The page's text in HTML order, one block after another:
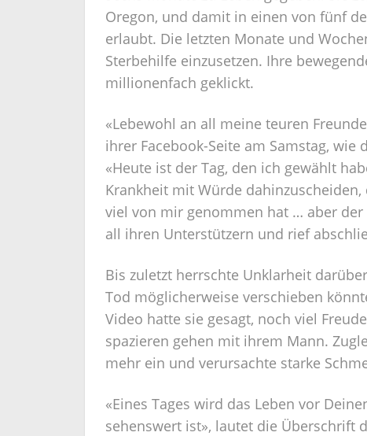
Oregon, und damit in einen von fünf
erlaubt. Die letzten Monate und
Sterbehilfe einzusetzen. Ihre
millionenfach geklickt.
«Lebewohl an all meine teuren
ihrer Facebook-Seite am Samstag,
«Heute ist der Tag, den ich gewählt
Krankheit mit Würde
viel von mir genommen hat … aber
all ihren Unterstützern und rief
Bis zuletzt herrschte Unklarheit
Tod möglicherweise verschieben
Video hatte sie gesagt, noch viel
spazieren gehen mit ihrem Mann.
mehr ein und verursachte starke
«Eines Tages wird das Leben vor
sehenswert ist», lautet die Überschrift